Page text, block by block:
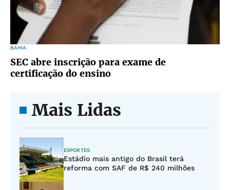
BAHIA
SEC abre inscrição para exame de
certificação do ensino
Mais Lidas
ESPORTES
Estádio mais antigo do Brasil terá
reforma com SAF de R$ 240 milhões